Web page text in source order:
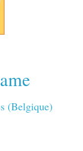
(Belgique)